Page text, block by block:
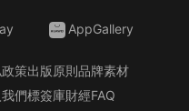
AppGallery
策出版原則品牌素材
們標簽庫財經FAQ